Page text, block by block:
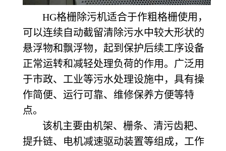
HG格栅除污机适合于作粗格栅使用，
可以连续自动截留清除污水中较大形状的
悬浮物和飘浮物，起到保护后续工序设备
正常运转和减轻处理负荷的作用。广泛用
于市政、工业等污水处理设施中，具有操
作简便、运行可靠、维修保养方便等特
点。
该机主要由机架、栅条、清污齿耙、
提升链、电机减速驱动装置等组成，工作